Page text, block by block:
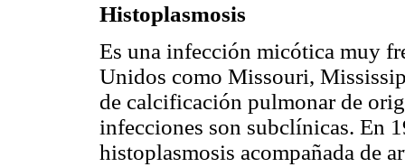
Histoplasmosis
Es una infección micótica muy
Unidos como Missouri,
de calcificación pulmonar de
infecciones son subclínicas. En
histoplasmosis acompañada de